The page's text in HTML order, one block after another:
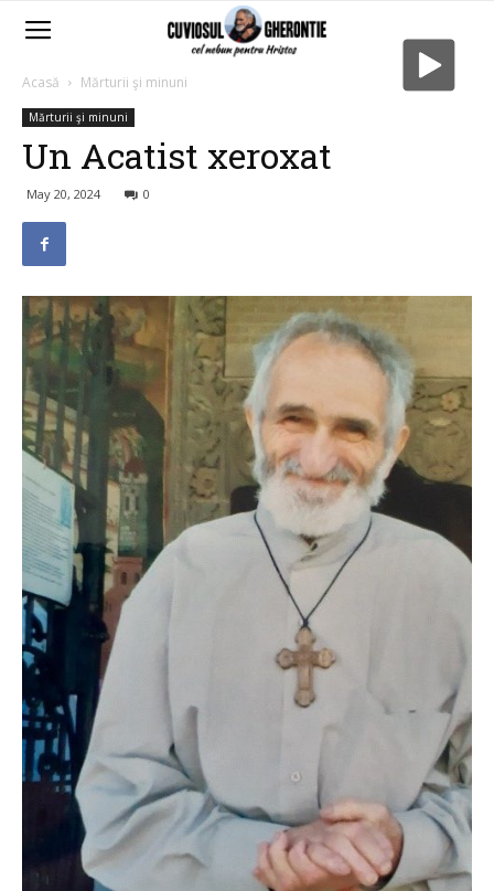
Acasă Mărturii şi minuni
Mărturii şi minuni
Un Acatist xeroxat
May 20, 2024 0